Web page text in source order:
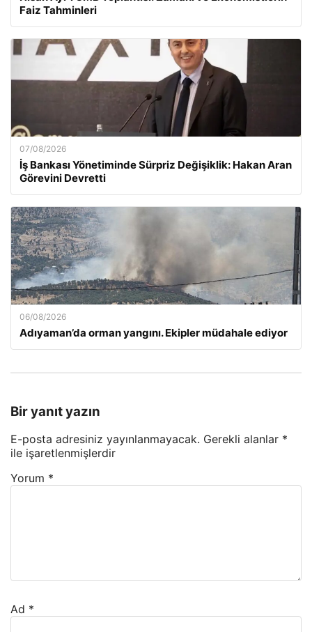
Faiz Tahminleri
07/08/2026
İş Bankası Yönetiminde Sürpriz Değişiklik: Hakan Aran
Görevini Devretti
06/08/2026
Adıyaman’da orman yangını. Ekipler müdahale ediyor
Bir yanıt yazın
E-posta adresiniz yayınlanmayacak. Gerekli alanlar *
ile işaretlenmişlerdir
Yorum *
Ad *